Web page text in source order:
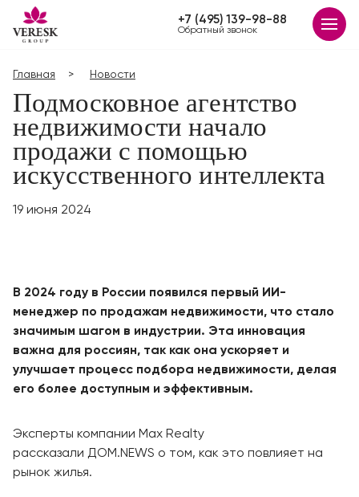
+7 (495) 139-98-88
Обратный звонок
Главная Новости
Подмосковное агентство
недвижимости начало
продажи с помощью
искусственного интеллекта
19 июня 2024
В 2024 году в России появился первый ИИ-
менеджер по продажам недвижимости, что стало
значимым шагом в индустрии. Эта инновация
важна для россиян, так как она ускоряет и
улучшает процесс подбора недвижимости, делая
его более доступным и эффективным.
Эксперты компании Max Realty
рассказали ДОМ.NEWS о том, как это повлияет на
рынок жилья.